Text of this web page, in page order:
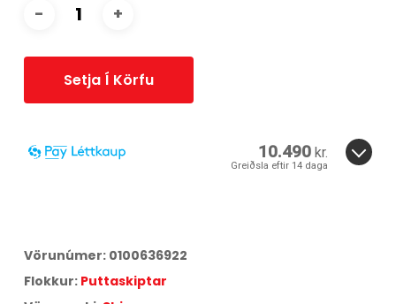
Setja Í Körfu
10.490 kr.
Greiðsla eftir 14 daga
Vörunúmer: 0100636922
Flokkur: Puttaskiptar